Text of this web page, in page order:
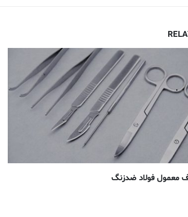
با ورق روی و کاربرد آن